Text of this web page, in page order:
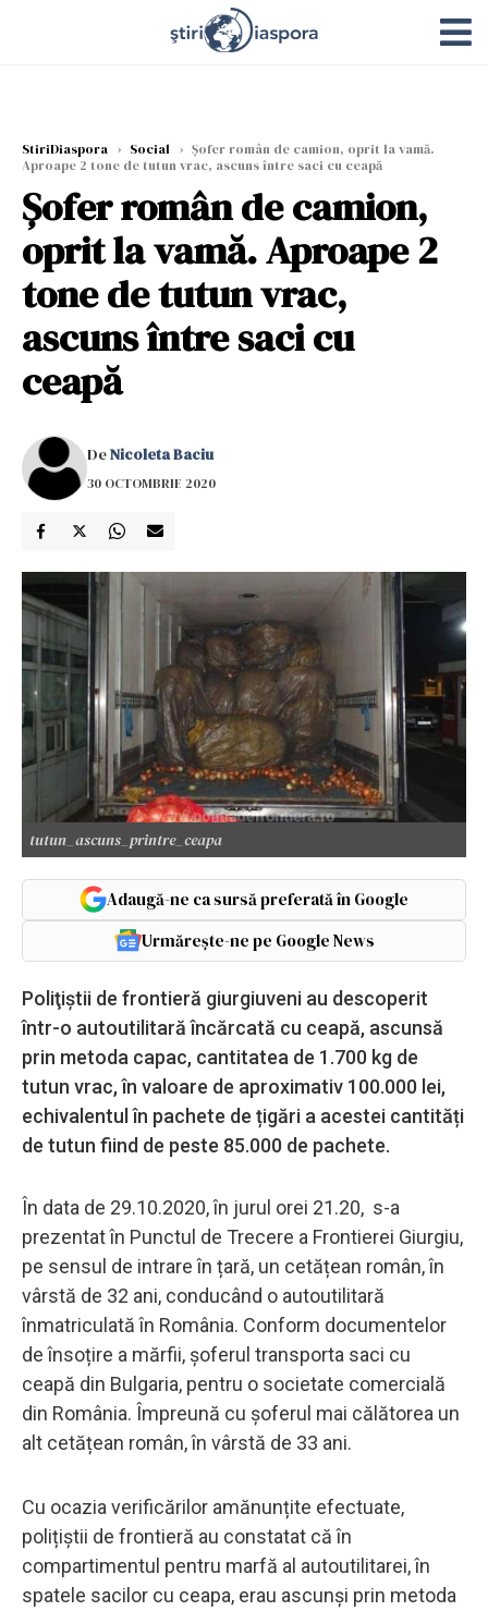
StiriDiaspora › Social › Şofer român de camion, oprit la vamă.
Aproape 2 tone de tutun vrac, ascuns între saci cu ceapă
Şofer român de camion,
oprit la vamă. Aproape 2
tone de tutun vrac,
ascuns între saci cu
ceapă
DeNicoleta Baciu
30 OCTOMBRIE 2020
tutun_ascuns_printre_ceapa
Adaugă-ne ca sursă preferată în Google
Urmărește-ne pe Google News
Poliţiştii de frontieră giurgiuveni au descoperit
într-o autoutilitară încărcată cu ceapă, ascunsă
prin metoda capac, cantitatea de 1.700 kg de
tutun vrac, în valoare de aproximativ 100.000 lei,
echivalentul în pachete de țigări a acestei cantități
de tutun fiind de peste 85.000 de pachete.
În data de 29.10.2020, în jurul orei 21.20, s-a
prezentat în Punctul de Trecere a Frontierei Giurgiu,
pe sensul de intrare în țară, un cetățean român, în
vârstă de 32 ani, conducând o autoutilitară
înmatriculată în România. Conform documentelor
de însoțire a mărfii, şoferul transporta saci cu
ceapă din Bulgaria, pentru o societate comercială
din România. Împreună cu șoferul mai călătorea un
alt cetățean român, în vârstă de 33 ani.
Cu ocazia verificărilor amănunțite efectuate,
polițiștii de frontieră au constatat că în
compartimentul pentru marfă al autoutilitarei, în
spatele sacilor cu ceapa, erau ascunşi prin metoda